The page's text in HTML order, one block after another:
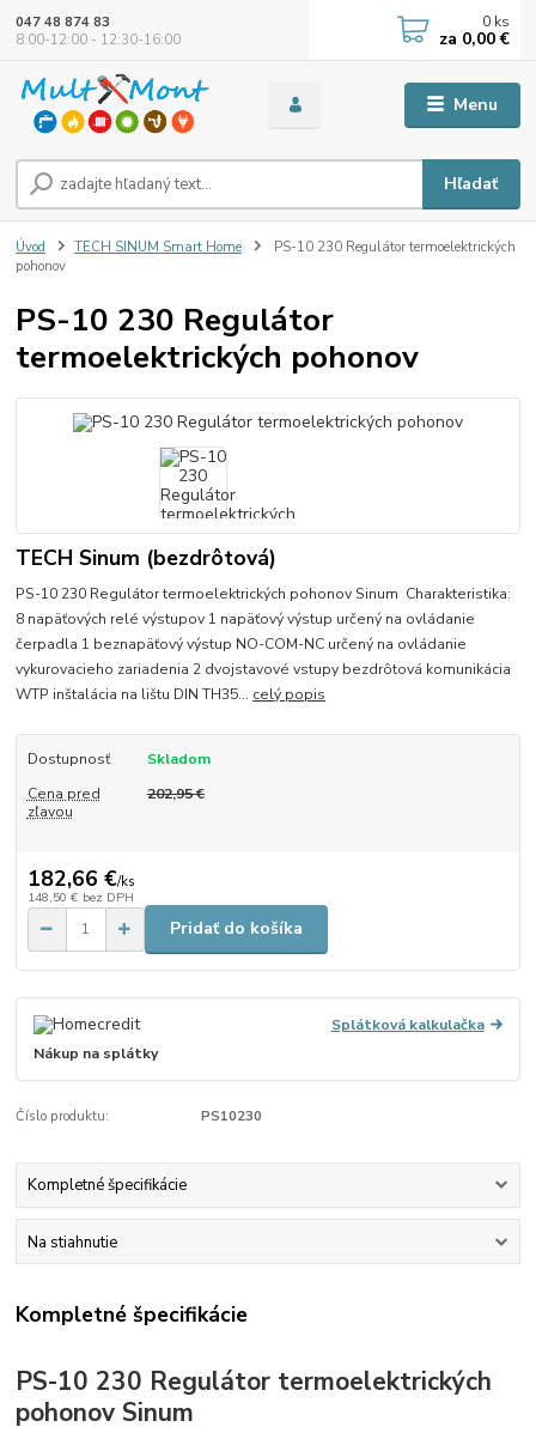
Menu
Hľadať
047 48 874 83
8:00-12:00 - 12:30-16:00
0 ks
za 0,00 €
Úvod TECH SINUM Smart Home
PS-10 230 Regulátor termoelektrických
pohonov
PS-10 230 Regulátor
termoelektrických pohonov
TECH Sinum (bezdrôtová)
PS-10 230 Regulátor termoelektrických pohonov Sinum Charakteristika:
8 napäťových relé výstupov 1 napäťový výstup určený na ovládanie
čerpadla 1 beznapäťový výstup NO-COM-NC určený na ovládanie
vykurovacieho zariadenia 2 dvojstavové vstupy bezdrôtová komunikácia
WTP inštalácia na lištu DIN TH35... celý popis
Dostupnosť
Skladom
Cena pred
zľavou
202,95 €
182,66 €/ks
148,50 € bez DPH
Pridať do košíka
Splátková kalkulačka
Nákup na splátky
Číslo produktu: PS10230
Kompletné špecifikácie
Na stiahnutie
Kompletné špecifikácie
PS-10 230 Regulátor termoelektrických
pohonov Sinum